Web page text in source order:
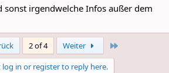
sonst irgendwelche Infos außer dem
2 of 4 Weiter
log in or register to reply here.